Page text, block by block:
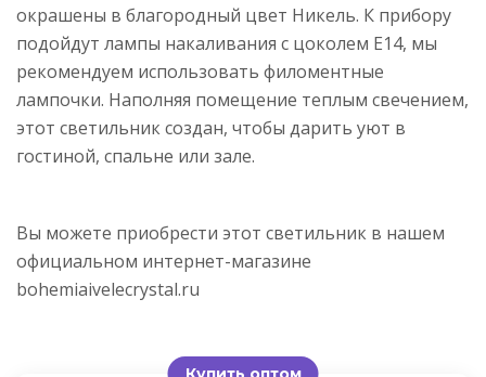
окрашены в благородный цвет Никель. К прибору
подойдут лампы накаливания с цоколем E14, мы
рекомендуем использовать филоментные
лампочки. Наполняя помещение теплым свечением,
этот светильник создан, чтобы дарить уют в
гостиной, спальне или зале.
Вы можете приобрести этот светильник в нашем
официальном интернет-магазине
bohemiaivelecrystal.ru